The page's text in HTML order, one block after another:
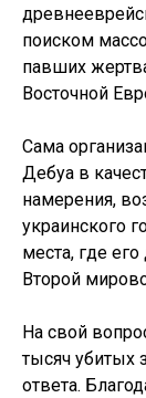
поиском
павших
Восточной
Сама
Дебуа в
намерения,
украинского
места, где
Второй
На свой
тысяч убитых
ответа.